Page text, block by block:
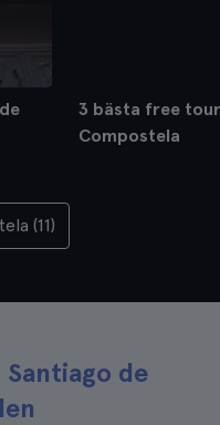
3 bästa free
Compostela
(11)
de